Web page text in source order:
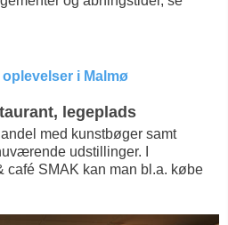
i Malmø
legeplads
med kunstbøger samt
udstillinger. I
café SMAK kan man bl.a. købe